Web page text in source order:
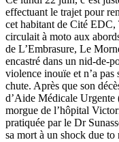
effectuant le trajet pour
cet habitant de Cité EDC,
circulait à moto aux
de L’Embrasure, Le
encastré dans un nid-de-
violence inouïe et n’a pas
chute. Après que son
d’Aide Médicale Urgente
morgue de l’hôpital
pratiquée par le Dr
sa mort à un shock due